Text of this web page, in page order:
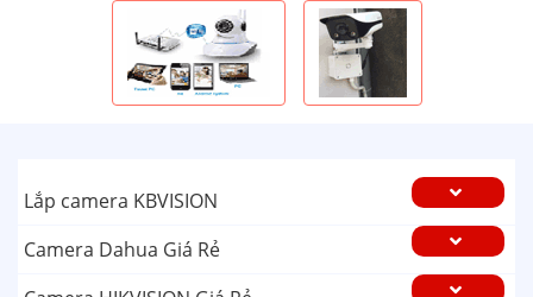
Lắp camera KBVISION
Camera Dahua Giá Rẻ